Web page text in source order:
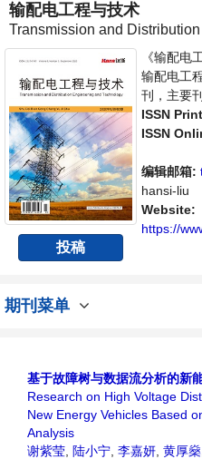
输配电工程与技术
Transmission and
投稿
《输配电
输配电工
刊，主要
报道及评
学术创新
学者、科
配电工程
交流平台。
ISSN
ISSN
编辑邮箱:
hansi-liu
Website:
https://
期刊菜单
基于故障树与数据流分析的新
Research on High Voltage
New Energy Vehicles Based
Analysis
谢紫莹
陆小宁 李嘉妍 黄厚燊